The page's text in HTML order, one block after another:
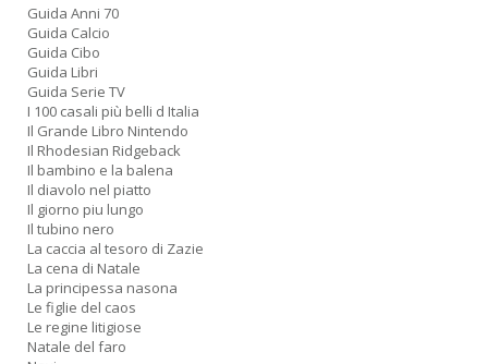
Guida Anni 70
Guida Calcio
Guida Cibo
Guida Libri
Guida Serie TV
I 100 casali più belli d Italia
Il Grande Libro Nintendo
Il Rhodesian Ridgeback
Il bambino e la balena
Il diavolo nel piatto
Il giorno piu lungo
Il tubino nero
La caccia al tesoro di Zazie
La cena di Natale
La principessa nasona
Le figlie del caos
Le regine litigiose
Natale del faro